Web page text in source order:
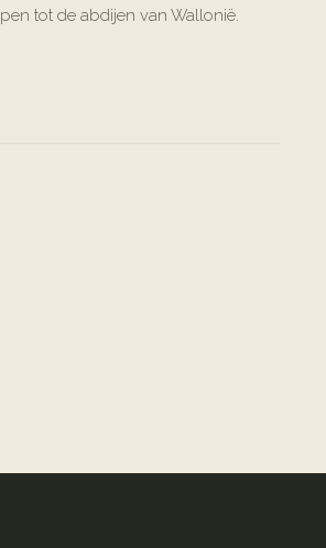
tot de abdijen van Wallonië.